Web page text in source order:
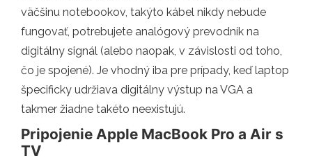
väčšinu notebookov, takýto kábel nikdy nebude
fungovať, potrebujete analógový prevodník na
digitálny signál (alebo naopak, v závislosti od toho,
čo je spojené). Je vhodný iba pre prípady, keď laptop
špecificky udržiava digitálny výstup na VGA a
takmer žiadne takéto neexistujú.
Pripojenie Apple MacBook Pro a Air s
TV